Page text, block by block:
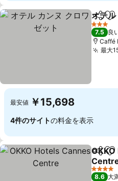
シェア
オテ
3 ホテル
7.5 良
Caffé
最大
最安値 ￥15,698
4件のサイトの料金を表示
シェア
料金を
4 ホテル
8.6 大